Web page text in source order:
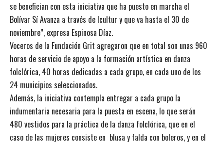
se benefician con esta iniciativa que ha puesto en marcha el
Bolívar Sí Avanza a través de Icultur y que va hasta el 30 de
noviembre”, expresa Espinosa Díaz.
Voceros de la Fundación Grit agregaron que en total son unas 960
horas de servicio de apoyo a la formación artística en danza
folclórica, 40 horas dedicadas a cada grupo, en cada uno de los
24 municipios seleccionados.
Además, la iniciativa contempla entregar a cada grupo la
indumentaria necesaria para la puesta en escena, lo que serán
480 vestidos para la práctica de la danza folclórica, que en el
caso de las mujeres consiste en blusa y falda con boleros, y en el